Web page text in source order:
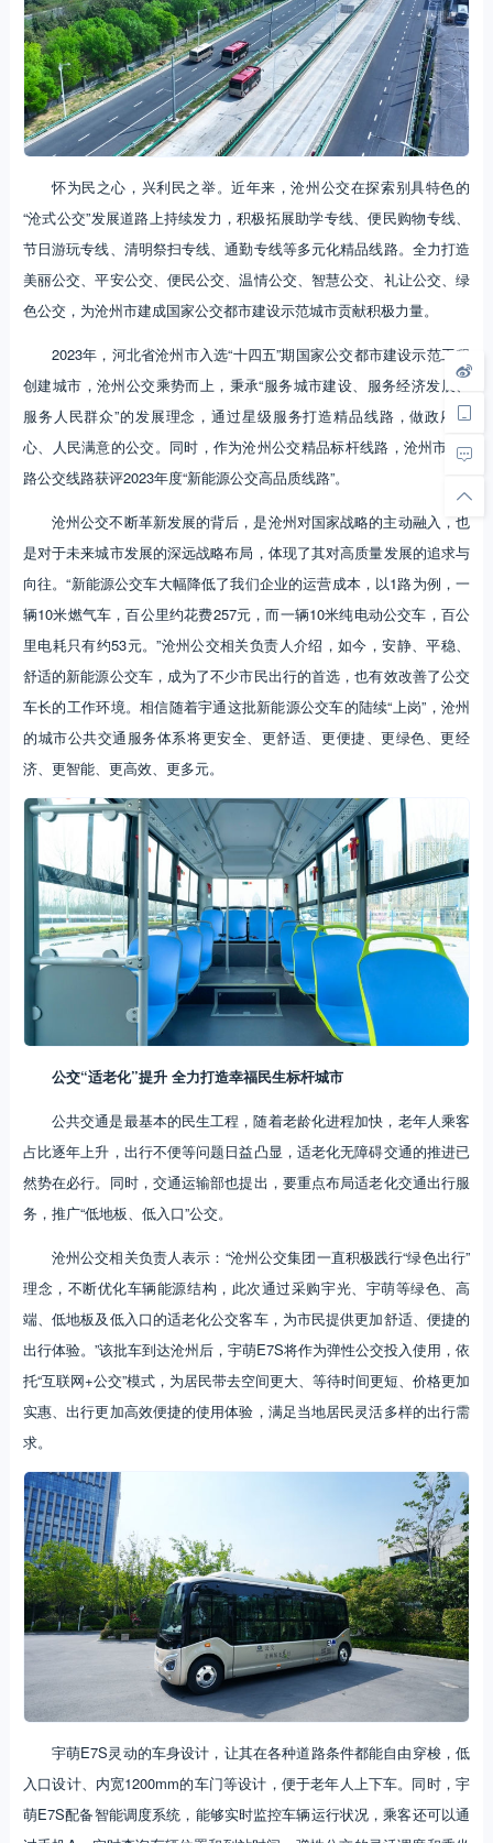
怀为民之心，兴利民之举。近年来，沧州公交在探索别具特色的
“沧式公交”发展道路上持续发力，积极拓展助学专线、便民购物专线、
节日游玩专线、清明祭扫专线、通勤专线等多元化精品线路。全力打造
美丽公交、平安公交、便民公交、温情公交、智慧公交、礼让公交、绿
色公交，为沧州市建成国家公交都市建设示范城市贡献积极力量。
2023年，河北省沧州市入选“十四五”期国家公交都市建设示范工程
创建城市，沧州公交乘势而上，秉承“服务城市建设、服务经济发展、
服务人民群众”的发展理念，通过星级服务打造精品线路，做政府放
心、人民满意的公交。同时，作为沧州公交精品标杆线路，沧州市区1
路公交线路获评2023年度“新能源公交高品质线路”。
沧州公交不断革新发展的背后，是沧州对国家战略的主动融入，也
是对于未来城市发展的深远战略布局，体现了其对高质量发展的追求与
向往。“新能源公交车大幅降低了我们企业的运营成本，以1路为例，一
辆10米燃气车，百公里约花费257元，而一辆10米纯电动公交车，百公
里电耗只有约53元。”沧州公交相关负责人介绍，如今，安静、平稳、
舒适的新能源公交车，成为了不少市民出行的首选，也有效改善了公交
车长的工作环境。相信随着宇通这批新能源公交车的陆续“上岗”，沧州
的城市公共交通服务体系将更安全、更舒适、更便捷、更绿色、更经
济、更智能、更高效、更多元。
公交“适老化”提升 全力打造幸福民生标杆城市
公共交通是最基本的民生工程，随着老龄化进程加快，老年人乘客
占比逐年上升，出行不便等问题日益凸显，适老化无障碍交通的推进已
然势在必行。同时，交通运输部也提出，要重点布局适老化交通出行服
务，推广“低地板、低入口”公交。
沧州公交相关负责人表示：“沧州公交集团一直积极践行“绿色出行”
理念，不断优化车辆能源结构，此次通过采购宇光、宇萌等绿色、高
端、低地板及低入口的适老化公交客车，为市民提供更加舒适、便捷的
出行体验。”该批车到达沧州后，宇萌E7S将作为弹性公交投入使用，依
托“互联网+公交”模式，为居民带去空间更大、等待时间更短、价格更加
实惠、出行更加高效便捷的使用体验，满足当地居民灵活多样的出行需
求。
宇萌E7S灵动的车身设计，让其在各种道路条件都能自由穿梭，低
入口设计、内宽1200mm的车门等设计，便于老年人上下车。同时，宇
萌E7S配备智能调度系统，能够实时监控车辆运行状况，乘客还可以通